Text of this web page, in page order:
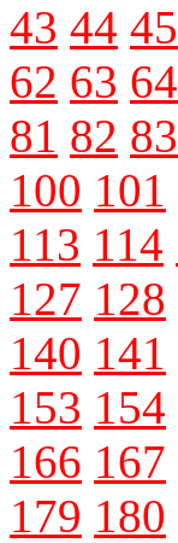
43 44 45
62 63 64
81 82 83
100 101
113 114
127 128
140 141
153 154
166 167
179 180